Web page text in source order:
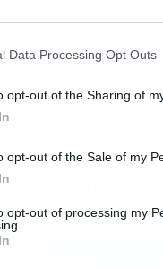
Data Processing Opt Outs
opt-out of the Sharing of
opt-out of the Sale of my
opt-out of processing my
la Muralla